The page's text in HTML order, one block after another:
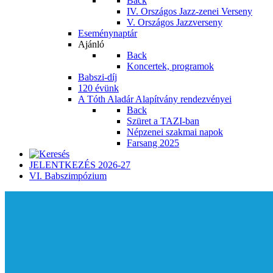
IV. Országos Jazz-zenei Verseny
V. Országos Jazzverseny
Eseménynaptár
Ajánló
Back
Koncertek, programok
Babszi-díj
120 évünk
A Tóth Aladár Alapítvány rendezvényei
Back
Szüret a TAZI-ban
Népzenei szakmai napok
Farsang 2025
JELENTKEZÉS 2026-27
VI. Babszimpózium